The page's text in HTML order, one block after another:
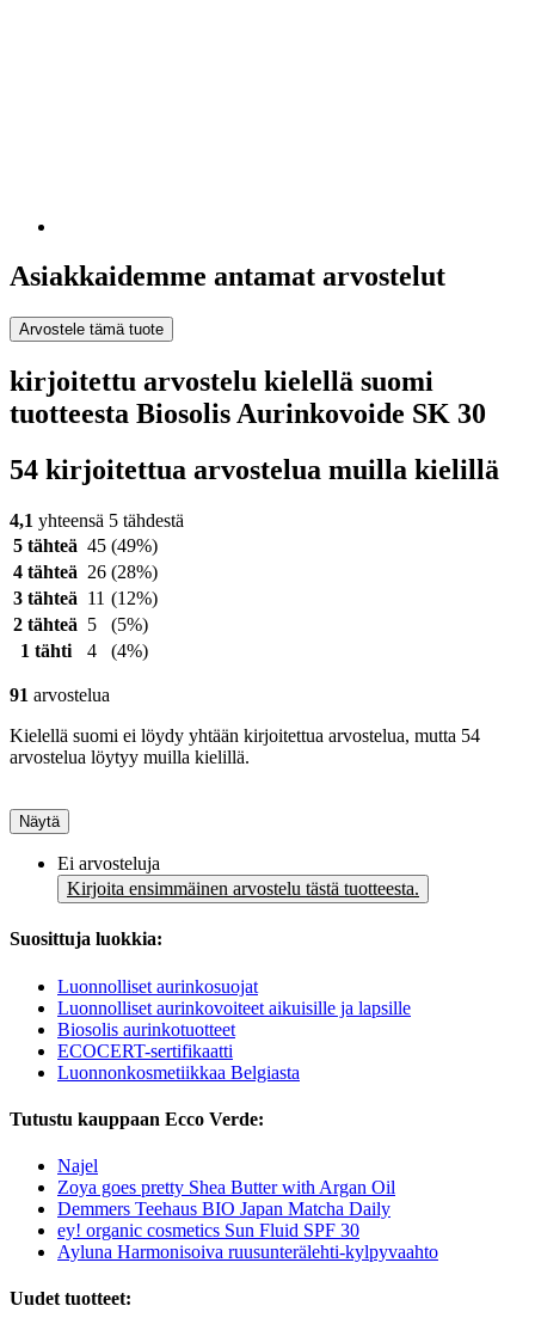
Asiakkaidemme antamat arvostelut
Arvostele tämä tuote
kirjoitettu arvostelu kielellä suomi
tuotteesta Biosolis Aurinkovoide SK 30
54 kirjoitettua arvostelua muilla kielillä
4,1 yhteensä 5 tähdestä
5 tähteä 45 (49%)
4 tähteä 26 (28%)
3 tähteä 11 (12%)
2 tähteä 5
(5%)
1 tähti
4 (4%)
91 arvostelua
Kielellä suomi ei löydy yhtään kirjoitettua arvostelua, mutta 54
arvostelua löytyy muilla kielillä.
Näytä
Ei arvosteluja
Kirjoita ensimmäinen arvostelu tästä tuotteesta.
Suosittuja luokkia:
Luonnolliset aurinkosuojat
Luonnolliset aurinkovoiteet aikuisille ja lapsille
Biosolis aurinkotuotteet
ECOCERT-sertifikaatti
Luonnonkosmetiikkaa Belgiasta
Tutustu kauppaan Ecco Verde:
Najel
Zoya goes pretty Shea Butter with Argan Oil
Demmers Teehaus BIO Japan Matcha Daily
ey! organic cosmetics Sun Fluid SPF 30
Ayluna Harmonisoiva ruusunterälehti-kylpyvaahto
Uudet tuotteet: